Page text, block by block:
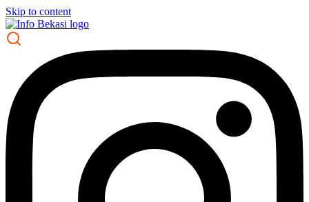
Skip to content